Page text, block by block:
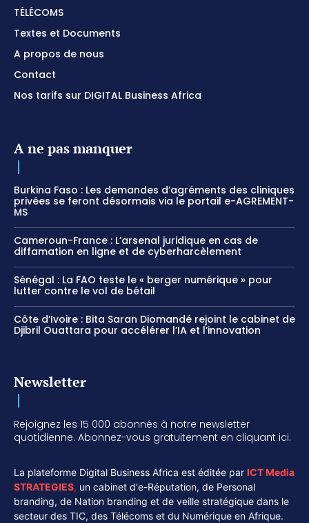
TÉLÉCOMS
Textes et Documents
A propos de nous
Contact
Nos tarifs sur DIGITAL Business Africa
A ne pas manquer
Burkina Faso : Les demandes d’agréments des cliniques
privées se feront désormais via le portail e-AGREMENT-
MS
Cameroun-France : L’arsenal juridique en cas de
diffamation en ligne et de cyberharcèlement
Sénégal : La FAO teste le « berger numérique » pour
lutter contre le vol de bétail
Côte d’Ivoire : Bita Saran Diomandé rejoint le cabinet de
Djibril Ouattara pour accélérer l’IA et l’innovation
Newsletter
Rejoignez les 15 000 abonnés à notre newsletter
quotidienne. Abonnez-vous gratuitement en cliquant ici.
La plateforme Digital Business Africa est éditée par ICT Media
STRATEGIES, un cabinet d'e-Réputation, de Personal
branding, de Nation branding et de veille stratégique dans le
secteur des TIC, des Télécoms et du Numérique en Afrique.